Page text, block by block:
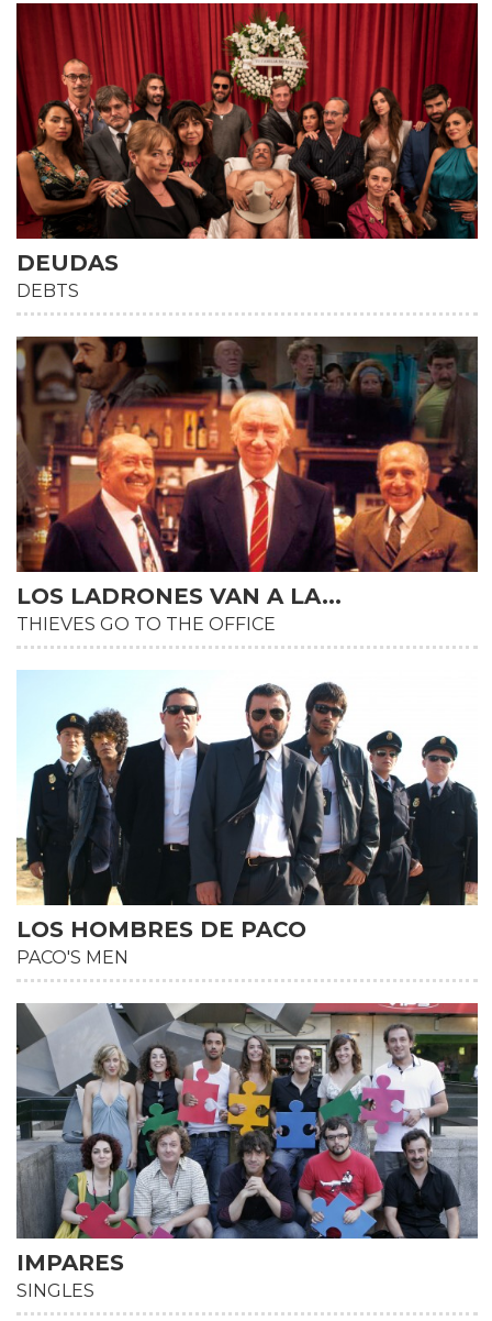
HD
DEUDAS
DEBTS
LOS LADRONES VAN A LA...
THIEVES GO TO THE OFFICE
HD
LOS HOMBRES DE PACO
PACO'S MEN
IMPARES
SINGLES